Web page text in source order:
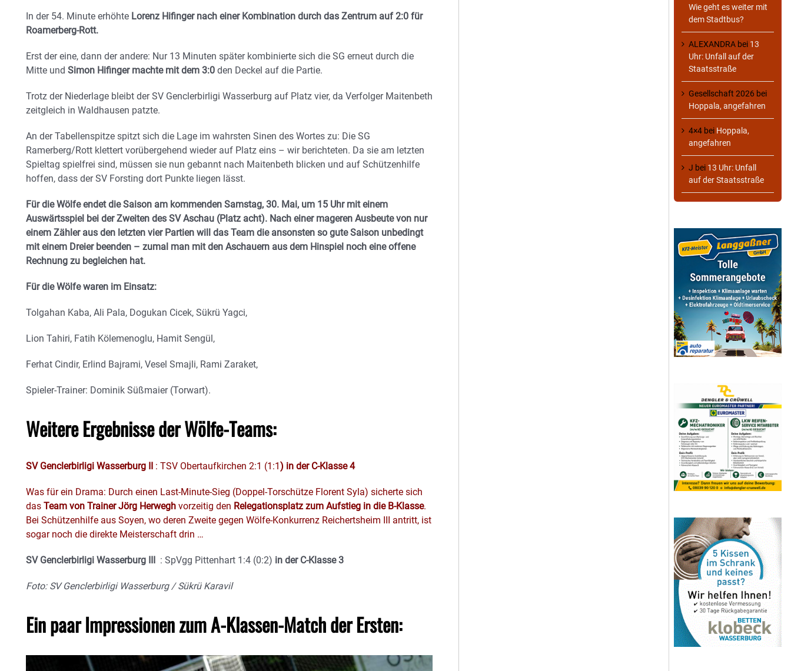
In der 54. Minute erhöhte Lorenz Hifinger nach einer Kombination durch das Zentrum auf 2:0 für
Roamerberg-Rott.
Erst der eine, dann der andere: Nur 13 Minuten später kombinierte sich die SG erneut durch die
Mitte und Simon Hifinger machte mit dem 3:0 den Deckel auf die Partie.
Trotz der Niederlage bleibt der SV Genclerbirligi Wasserburg auf Platz vier, da Verfolger Maitenbeth
zeitgleich in Waldhausen patzte.
An der Tabellenspitze spitzt sich die Lage im wahrsten Sinen des Wortes zu: Die SG
Ramerberg/Rott klettert vorübergehend wieder auf Platz eins – wir berichteten. Da sie am letzten
Spieltag spielfrei sind, müssen sie nun gebannt nach Maitenbeth blicken und auf Schützenhilfe
hoffen, dass der SV Forsting dort Punkte liegen lässt.
Für die Wölfe endet die Saison am kommenden Samstag, 30. Mai, um 15 Uhr mit einem
Auswärtsspiel bei der Zweiten des SV Aschau (Platz acht). Nach einer mageren Ausbeute von nur
einem Zähler aus den letzten vier Partien will das Team die ansonsten so gute Saison unbedingt
mit einem Dreier beenden – zumal man mit den Aschauern aus dem Hinspiel noch eine offene
Rechnung zu begleichen hat.
Für die Wölfe waren im Einsatz:
Tolgahan Kaba, Ali Pala, Dogukan Cicek, Sükrü Yagci,
Lion Tahiri, Fatih Kölemenoglu, Hamit Sengül,
Ferhat Cindir, Erlind Bajrami, Vesel Smajli, Rami Zaraket,
Spieler-Trainer: Dominik Süßmaier (Torwart).
Weitere Ergebnisse der Wölfe-Teams:
SV Genclerbirligi Wasserburg II : TSV Obertaufkirchen 2:1 (1:1 ) in der C-Klasse 4
Was für ein Drama: Durch einen Last-Minute-Sieg (Doppel-Torschütze Florent Syla) sicherte sich
das Team von Trainer Jörg Herwegh vorzeitig den Relegationsplatz zum Aufstieg in die B-Klasse.
Bei Schützenhilfe aus Soyen, wo deren Zweite gegen Wölfe-Konkurrenz Reichertsheim III antritt, ist
sogar noch die direkte Meisterschaft drin …
SV Genclerbirligi Wasserburg III : SpVgg Pittenhart 1:4 (0:2) in der C-Klasse 3
Foto: SV Genclerbirligi Wasserburg / Sükrü Karavil
Ein paar Impressionen zum A-Klassen-Match der Ersten:
Wie geht es weiter mit
dem Stadtbus?
ALEXANDRA bei 13
Uhr: Unfall auf der
Staatsstraße
Gesellschaft 2026 bei
Hoppala, angefahren
4×4 bei Hoppala,
angefahren
J bei 13 Uhr: Unfall
auf der Staatsstraße